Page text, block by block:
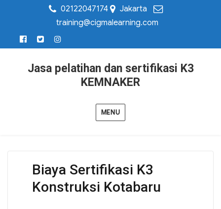
02122047174
Jakarta
training@cigmalearning.com
Jasa pelatihan dan sertifikasi K3
KEMNAKER
MENU
Biaya Sertifikasi K3
Konstruksi Kotabaru